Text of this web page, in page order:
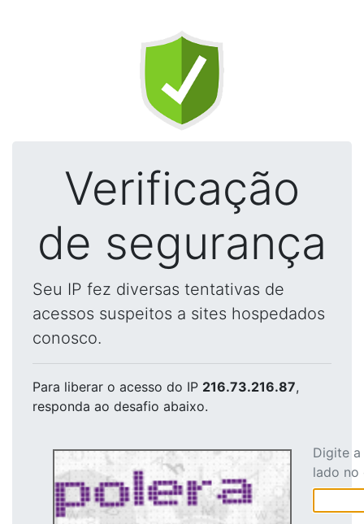
Verificação
de segurança
Seu IP fez diversas tentativas de
acessos suspeitos a sites hospedados
conosco.
Para liberar o acesso do IP 216.73.216.87,
responda ao desafio abaixo.
Digite
lado no